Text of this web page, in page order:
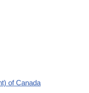
of Canada